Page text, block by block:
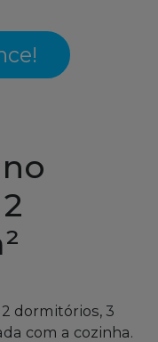
dormitórios, 3
com a cozinha.